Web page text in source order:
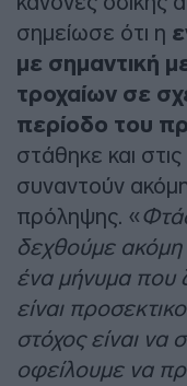
σημείωσε ότι η
με σημαντική
τροχαίων σε
περίοδο του
στάθηκε και
συναντούν
πρόληψης. «
δεχθούμε ακόμη
ένα μήνυμα που
είναι
στόχος είναι
οφείλουμε να